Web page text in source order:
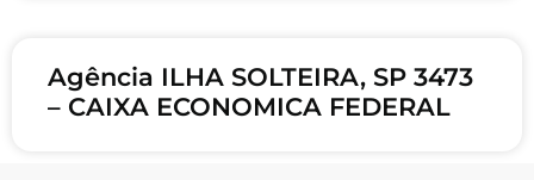
Agência ILHA SOLTEIRA, SP 3473
– CAIXA ECONOMICA FEDERAL